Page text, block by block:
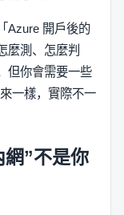
Azure 開戶後的
麼測、怎麼判
但你會需要一些
一樣，實際不一
”不是你